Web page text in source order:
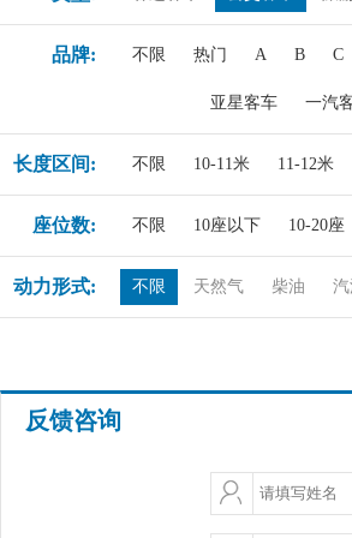
品牌: 不限 热门 A B C
亚星客车 一汽
长度区间: 不限 10-11米 11-12米
座位数: 不限 10座以下 10-20座
动力形式: 不限 天然气 柴油 汽
反馈咨询